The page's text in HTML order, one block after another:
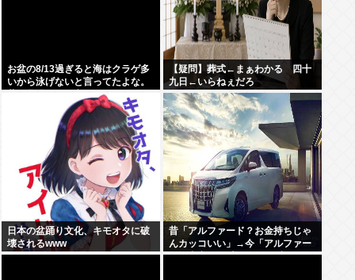
お盆の8/13過ぎると海はクラゲ多
いから泳げないと言ってたよな。
昔お盆過ぎると寒くなっていたし
【疑問】葬式←まぁわかる 四十
九日←いらねぇだろ
日本の盆踊り文化、キモオタに破
壊されるwww
昔「アルファード？お金持ちじゃ
んカッコいい」→今「アルファー
ド？中卒DQN専用イキり残クレカ